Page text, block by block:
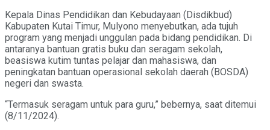
Kepala Dinas Pendidikan dan Kebudayaan (Disdikbud)
Kabupaten Kutai Timur, Mulyono menyebutkan, ada tujuh
program yang menjadi unggulan pada bidang pendidikan. Di
antaranya bantuan gratis buku dan seragam sekolah,
beasiswa kutim tuntas pelajar dan mahasiswa, dan
peningkatan bantuan operasional sekolah daerah (BOSDA)
negeri dan swasta.
“Termasuk seragam untuk para guru,” bebernya, saat ditemui
(8/11/2024).